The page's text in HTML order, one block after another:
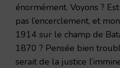
énormément. Voyons ?
pas l’encerclement, et
1914 sur le champ de
1870 ? Pensée bien
serait de la justice